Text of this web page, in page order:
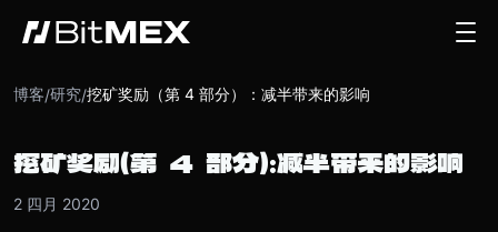
博客/研究/挖矿奖励（第 4 部分）：减半带来的影响
挖矿奖励（第 4 部分）：减半带来的影响
2 四月 2020